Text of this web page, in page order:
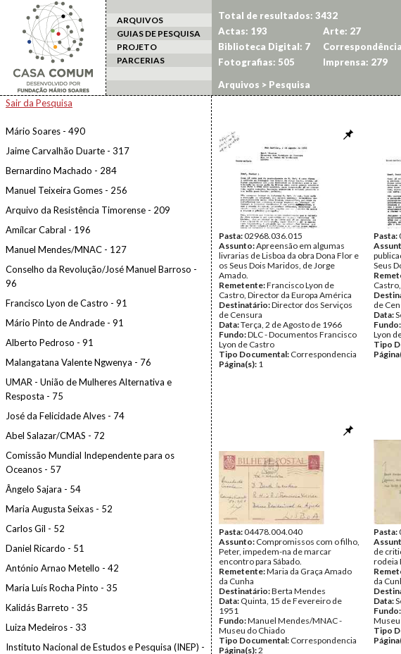
ARQUIVOS
GUIAS DE PESQUISA
PROJETO
PARCERIAS
Arquivos > Pesquisa
Sair da Pesquisa
Mário Soares - 490
Jaime Carvalhão Duarte - 317
Bernardino Machado - 284
Manuel Teixeira Gomes - 256
Arquivo da Resistência Timorense - 209
Amílcar Cabral - 196
Manuel Mendes/MNAC - 127
Conselho da Revolução/José Manuel Barroso -
96
Francisco Lyon de Castro - 91
Mário Pinto de Andrade - 91
Alberto Pedroso - 91
Malangatana Valente Ngwenya - 76
UMAR - União de Mulheres Alternativa e
Resposta - 75
José da Felicidade Alves - 74
Abel Salazar/CMAS - 72
Comissão Mundial Independente para os
Oceanos - 57
Ângelo Sajara - 54
Maria Augusta Seixas - 52
Carlos Gil - 52
Daniel Ricardo - 51
António Arnao Metello - 42
Maria Luís Rocha Pinto - 35
Kalidás Barreto - 35
Luiza Medeiros - 33
Instituto Nacional de Estudos e Pesquisa (INEP) -
Total de resultados: 3432
Actas: 193
Arte: 27
Biblioteca Digital: 7
1070
Fotografias: 505
Imprensa: 279
Pasta:02968.036.015
Assunto:Apreensão em algumas
livrarias de Lisboa da obra Dona Flor e
os Seus Dois Maridos, de Jorge
Amado.
Remetente:Francisco Lyon de
Castro, Director da Europa América
Destinatário:Director dos Serviços
de Censura
Data:Terça, 2 de Agosto de 1966
Fundo:DLC - Documentos Francisco
Lyon de Castro
Tipo Documental: Correspondencia
Página(s): 1
Pasta:
Seus
de
Data:
Fundo:
Lyon
Tipo
Pasta:04478.004.040
Assunto: Compromissos com o filho,
Peter, impedem-na de marcar
encontro para Sábado.
Remetente:Maria da Graça Amado
da Cunha
Destinatário:Berta Mendes
Data: Quinta, 15 de Fevereiro de
1951
Fundo:Manuel Mendes/MNAC -
Museu do Chiado
Tipo Documental: Correspondencia
Página(s):2
Pasta:
de
rodeia
da
Data:
Fundo:
Museu
Tipo